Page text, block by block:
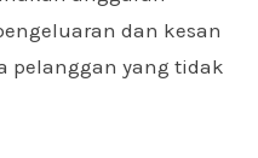
dan kesan
pelanggan yang tidak